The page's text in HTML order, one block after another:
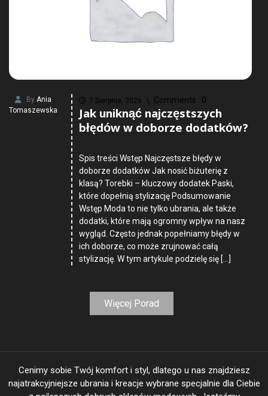
By Ania
Tomaszewska
7 Sierpnia, 2026 Comments : 0
Jak uniknąć najczęstszych
błędów w doborze dodatków?
Spis treści Wstęp Najczęstsze błędy w
doborze dodatków Jak nosić biżuterię z
klasą? Torebki – kluczowy dodatek Paski,
które dopełnią stylizację Podsumowanie
Wstęp Moda to nie tylko ubrania, ale także
dodatki, które mają ogromny wpływ na nasz
wygląd. Często jednak popełniamy błędy w
ich doborze, co może zrujnować całą
stylizację. W tym artykule podzielę się […]
Więcej Porad
Cenimy sobie Twój komfort i styl, dlatego u nas znajdziesz
najatrakcyjniejsze ubrania i kreacje wybrane specjalnie dla Ciebie